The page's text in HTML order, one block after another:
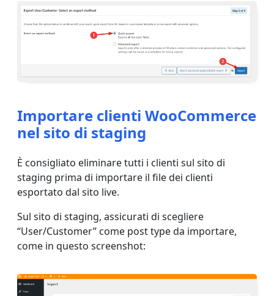
Importare clienti WooCommerce
nel sito di staging
È consigliato eliminare tutti i clienti sul sito di
staging prima di importare il file dei clienti
esportato dal sito live.
Sul sito di staging, assicurati di scegliere
“User/Customer” come post type da importare,
come in questo screenshot: